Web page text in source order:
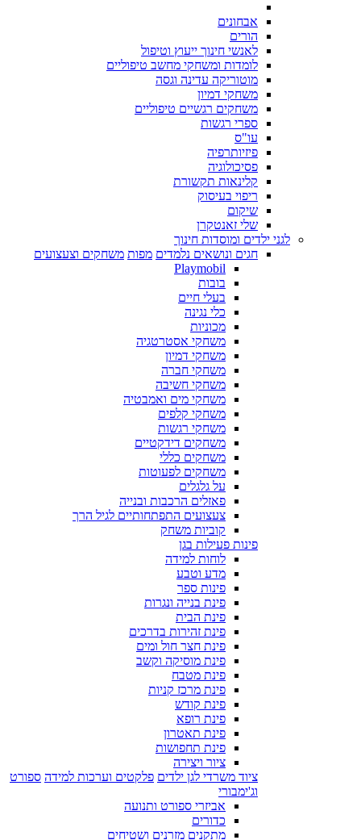
אבחונים
הורים
לאנשי חינוך ייעוץ וטיפול
לומדות ומשחקי מחשב טיפוליים
מוטוריקה עדינה וגסה
משחקי דמיון
משחקים רגשיים טיפוליים
ספרי רגשות
עו"ס
פיזיותרפיה
פסיכולוגיה
קלינאות תקשורת
ריפוי בעיסוק
שיקום
שלי זאנטקרן
לגני ילדים ומוסדות חינוך
חגים ונושאים נלמדים מפות משחקים וצעצועים
Playmobil
בובות
בעלי חיים
כלי נגינה
מכוניות
משחקי אסטרטגיה
משחקי דמיון
משחקי חברה
משחקי חשיבה
משחקי מים ואמבטיה
משחקי קלפים
משחקי רגשות
משחקים דידקטיים
משחקים כללי
משחקים לפעוטות
על גלגלים
פאזלים הרכבות ובנייה
צעצועים התפתחותיים לגיל הרך
קוביות משחק
פינות פעילות בגן
לוחות למידה
מדע וטבע
פינות ספר
פינת בנייה ונגרות
פינת הבית
פינת זהירות בדרכים
פינת חצר חול ומים
פינת מוסיקה וקשב
פינת מטבח
פינת מרכז קניות
פינת קודש
פינת רופא
פינת תאטרון
פינת תחפושות
ציור ויצירה
ציוד משרדי לגן ילדים פלקטים וערכות למידה ספורט
וג'ימבורי
אביזרי ספורט ותנועה
כדורים
מתקנים מזרנים ושטיחים